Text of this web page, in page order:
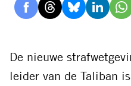
Delen
Facebook
Delen
Threads
Delen
Bluesky
Delen
LinkedIn
De nieuwe
leider van de Taliban